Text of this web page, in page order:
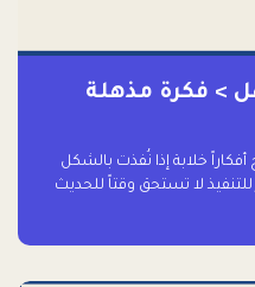
> فكرة مذهلة
خلابة إذا نُفذت بالشكل
للتنفيذ لا تستحق وقتاً للحديث